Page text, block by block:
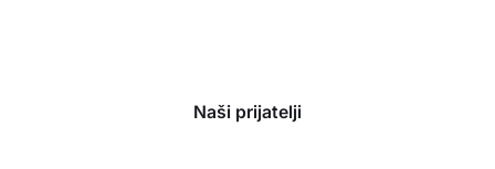
Naši prijatelji